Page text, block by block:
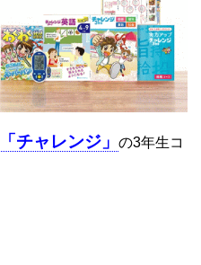
「チャレンジ」 の3年生コ